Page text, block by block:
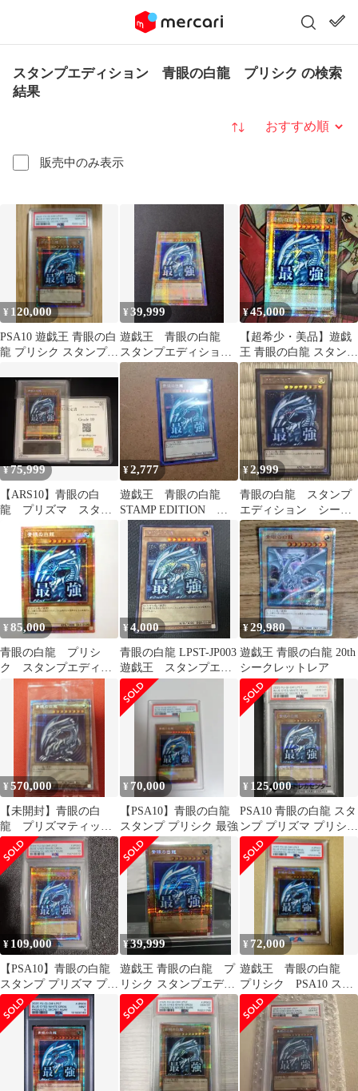
スタンプエディション 青眼の白龍 プリシク の検索
結果
販売中のみ表示
並び替え
¥ 120,000
PSA10 遊戯王 青眼の白
龍 プリシク スタンプエ
¥39,999
遊戯王 青眼の白龍
スタンプエディショ
ン プリズマティック
シークレットレア 五
¥45,000
【超希少・美品】遊戯
王 青眼の白龍 スタンプ
エディション プリズマ
アジア
¥75,999
【ARS10】青眼の白
龍 プリズマ スタン
プエディション 日版
¥2,777
遊戯王 青眼の白龍
STAMP EDITION シ
ク
¥2,999
青眼の白龍 スタンプ
エディション シーク
レット
¥85,000
青眼の白龍 プリシ
ク スタンプエディシ
ョン LPST-JP003
¥4,000
青眼の白龍 LPST-JP003
遊戯王 スタンプエデ
ィション
¥29,980
遊戯王 青眼の白龍 20th
シークレットレア
¥570,000
【未開封】青眼の白
龍 プリズマティック
シークレットレア
¥ 70,000
【PSA10】青眼の白龍
スタンプ プリシク 最強
¥ 125,000
PSA10 青眼の白龍 スタ
ンプ プリズマ プリシク
最強 絵違い
¥ 109,000
【PSA10】青眼の白龍
スタンプ プリズマ プリ
シク
¥39,999
遊戯王 青眼の白龍 プ
リシク スタンプエディ
ション LPST-JP003
¥ 72,000
遊戯王 青眼の白龍
プリシク PSA10 スタ
ンプエディション